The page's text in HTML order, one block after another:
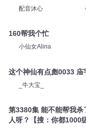
配音沐心
160帮我个忙
小仙女Alina
这个神仙有点彪0033 庙
_牛大宝_
第3380集 能不能帮我杀
人呀？【搜：你都1000